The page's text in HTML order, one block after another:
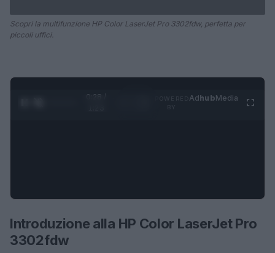
Scopri la multifunzione HP Color LaserJet Pro 3302fdw, perfetta per
piccoli uffici.
0:29 /
AdhubMedia
Introduzione alla HP Color LaserJet Pro
3302fdw